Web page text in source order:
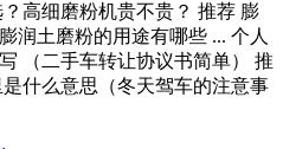
高细磨粉机贵不贵？ 推荐 膨
润土磨粉的用途有哪些 ... 个人
（二手车转让协议书简单） 推
什么意思（冬天驾车的注意事